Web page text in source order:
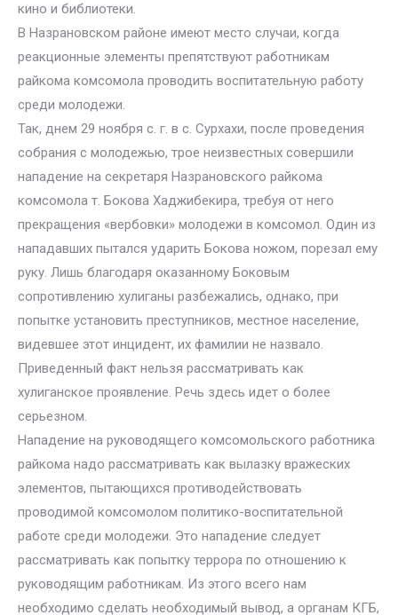
кино и библиотеки.
В Назрановском районе имеют место случаи, когда
реакционные элементы препятствуют работникам
райкома комсомола проводить воспитательную работу
среди молодежи.
Так, днем 29 ноября с. г. в с. Сурхахи, после проведения
собрания с молодежью, трое неизвестных совершили
нападение на секретаря Назрановского райкома
комсомола т. Бокова Хаджибекира, требуя от него
прекращения «вербовки» молодежи в комсомол. Один из
нападавших пытался ударить Бокова ножом, порезал ему
руку. Лишь благодаря оказанному Боковым
сопротивлению хулиганы разбежались, однако, при
попытке установить преступников, местное население,
видевшее этот инцидент, их фамилии не назвало.
Приведенный факт нельзя рассматривать как
хулиганское проявление. Речь здесь идет о более
серьезном.
Нападение на руководящего комсомольского работника
райкома надо рассматривать как вылазку вражеских
элементов, пытающихся противодействовать
проводимой комсомолом политико-воспитательной
работе среди молодежи. Это нападение следует
рассматривать как попытку террора по отношению к
руководящим работникам. Из этого всего нам
необходимо сделать необходимый вывод, а органам КГБ,